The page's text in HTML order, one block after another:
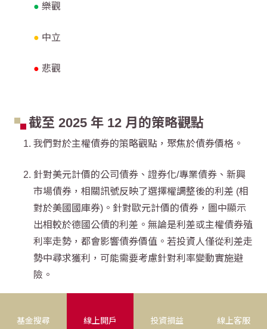
● 樂觀
● 中立
● 悲觀
截至 2025 年 12 月的策略觀點
我們對於主權債券的策略觀點，聚焦於債券價格。
針對美元計價的公司債券、證券化/專業債券、新興
市場債券，相關訊號反映了選擇權調整後的利差 (相
對於美國國庫券)。針對歐元計價的債券，圖中顯示
出相較於德國公債的利差。無論是利差或主權債券殖
利率走勢，都會影響債券價值。若投資人僅從利差走
勢中尋求獲利，可能需要考慮針對利率變動實施避
險。
●對於僅限多頭之投資人具備負向報酬潛力
基金搜尋 線上開戶 投資損益 線上客服